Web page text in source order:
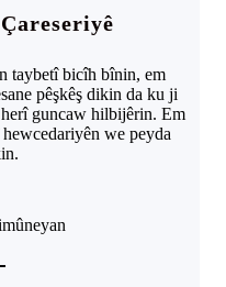
taybetî bicîh bînin, em
pêşkêş dikin da ku ji
guncaw hilbijêrin. Em
we peyda